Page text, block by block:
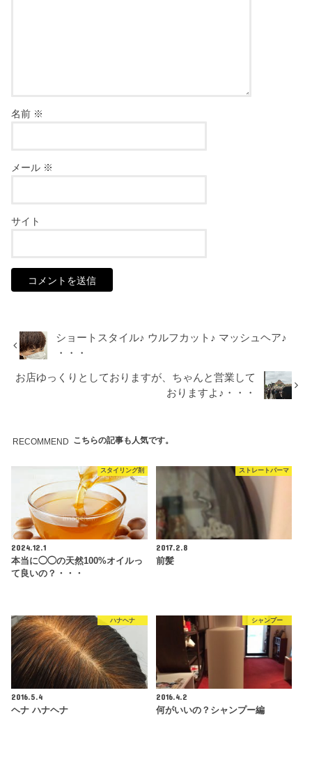
名前 ※
メール ※
サイト
ショートスタイル♪ ウルフカット♪ マッシュヘア♪
・・・
お店ゆっくりとしておりますが、ちゃんと営業して
おりますよ♪・・・
RECOMMEND こちらの記事も人気です。
スタイリング剤
2024.12.1
本当に◯◯の天然100%オイルっ
て良いの？・・・
ストレートパーマ
2017.2.8
前髪
ハナヘナ
2016.5.4
ヘナ ハナヘナ
シャンプー
2016.4.2
何がいいの？シャンプー編